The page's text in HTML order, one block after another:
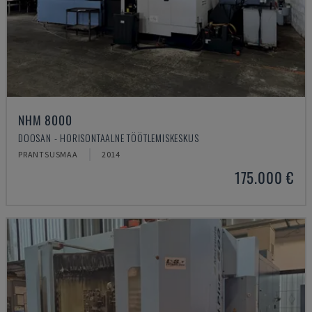
NHM 8000
DOOSAN - HORISONTAALNE TÖÖTLEMISKESKUS
PRANTSUSMAA 2014
175.000 €